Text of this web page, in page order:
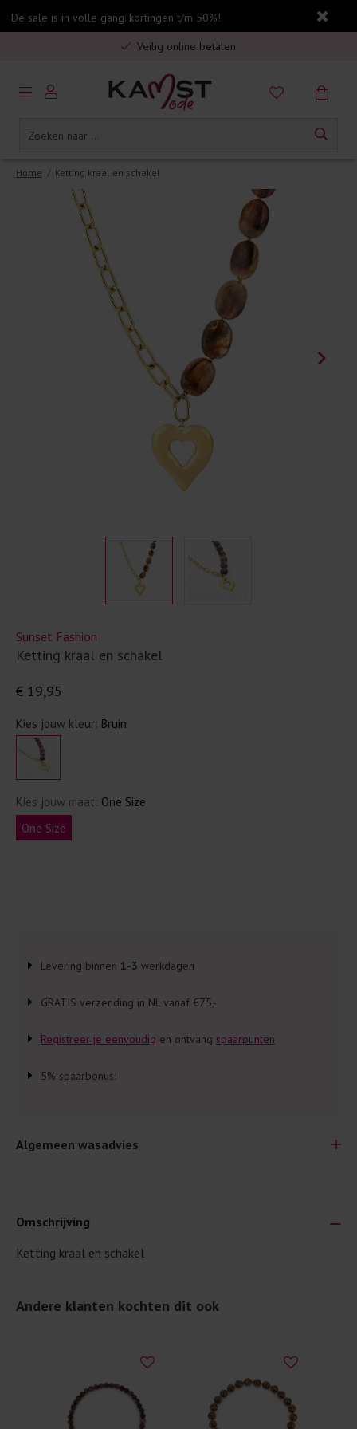
De sale is in volle gang: kortingen t/m 50%!
Gratis verzending in Nederland vanaf €75,-
Veilig online betalen
5% spaarbonus op jouw aankoop
Gratis verzending in Nederland vanaf €75,-
Home / Ketting kraal en schakel
Sunset Fashion
Ketting kraal en schakel
€ 19,95
Kies jouw kleur: Bruin
Kies jouw maat: One Size
One Size
Levering binnen 1-3 werkdagen
GRATIS verzending in NL vanaf €75,-
Registreer je eenvoudig en ontvang spaarpunten
5% spaarbonus!
Algemeen wasadvies
Je wilt natuurlijk lang plezier hebben van je nieuwe kleding.
Lees altijd eerst even het was-etiket.
Wees zuinig met wasmiddel. Per kledingstuk is een drupje
Was zo koud mogelijk. Op 20 of 30 graden wassen is vaak
Omschrijving
Ketting kraal en schakel
Andere klanten kochten dit ook